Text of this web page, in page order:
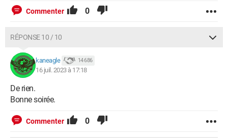
Commenter 0
RÉPONSE 10 / 10
kaneagle 14 686
16 juil. 2023 à 17:18
De rien.
Bonne soirée.
Commenter 0